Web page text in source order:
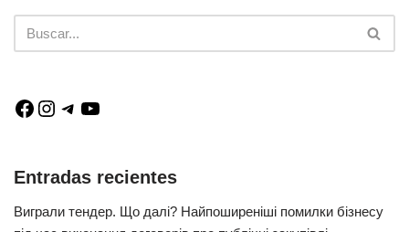
Entradas recientes
Виграли тендер. Що далі? Найпоширеніші помилки бізнесу